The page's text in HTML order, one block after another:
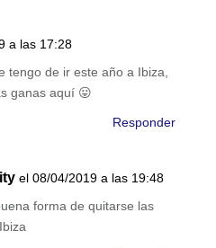
a las 17:28
tengo de ir este año a Ibiza,
ganas aquí 😛
Responder
el 08/04/2019 a las 19:48
forma de quitarse las